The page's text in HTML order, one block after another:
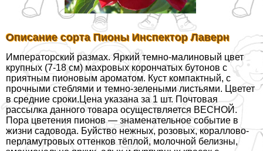
Описание сорта Пионы Инспектор Лаверн
Императорский размах. Яркий темно-малиновый цвет
крупных (7-18 см) махровых корончатых бутонов с
приятным пионовым ароматом. Куст компактный, с
прочными стeблями и темно-зелеными листьями. Цветет
в средние сроки.Цена указана за 1 шт. Почтовая
рассылка данного товара осуществляется ВЕСНОЙ.
Пора цветения пионов — знаменательное событие в
жизни садовода. Буйство нежных, розовых, кораллово-
перламутровых оттенков тёплой, молочной белизны,